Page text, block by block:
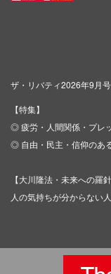
ザ・リバティ2026年9月号
【特集】
◎ 疲労・人間関係・プレ
◎ 自由・民主・信仰のあ
【大川隆法・未来への羅針
人の気持ちが分からない